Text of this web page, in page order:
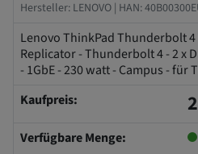
Hersteller: LENOVO | HAN:
Lenovo ThinkPad Thunderbolt
Replicator - Thunderbolt 4 - 2 x
- 1GbE - 230 watt - Campus - für
Kaufpreis:
Verfügbare Menge: